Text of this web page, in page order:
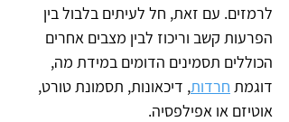
לרמזים. עם זאת, חל לעיתים בלבול בין
הפרעות קשב וריכוז לבין מצבים אחרים
הכוללים תסמינים הדומים במידת מה,
דוגמת חרדות, דיכאונות, תסמונת טורט,
אוטיזם או אפילפסיה.